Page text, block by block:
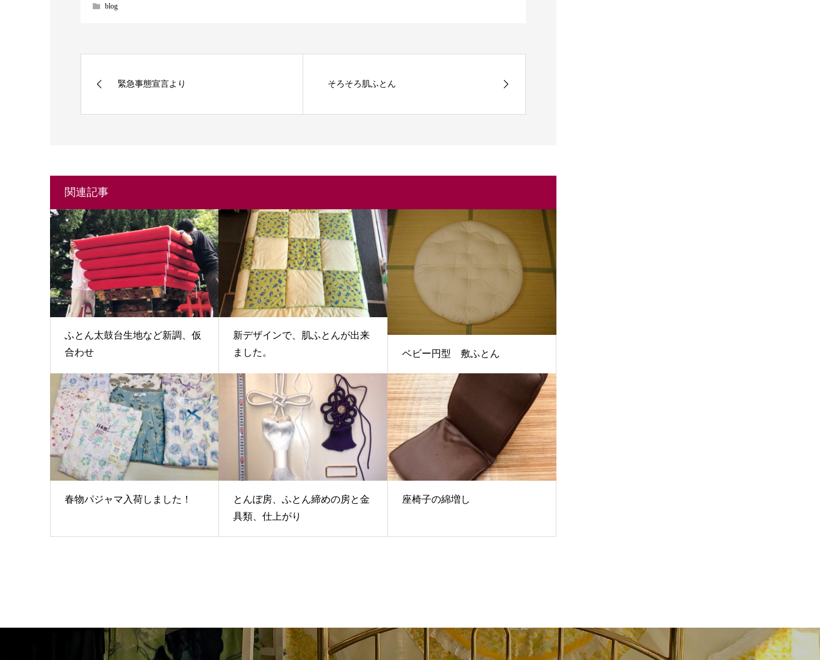
blog
緊急事態宣言より そろそろ肌ふとん
関連記事
ふとん太鼓台生地など新調、仮
合わせ
新デザインで、肌ふとんが出来
ました。
ベビー円型 敷ふとん
春物パジャマ入荷しました！
とんぼ房、ふとん締めの房と金
具類、仕上がり
座椅子の綿増し